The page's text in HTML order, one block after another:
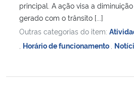
principal. A ação visa a
gerado com o trânsito [...]
Outras categorias do item:
Horário de funcionamento